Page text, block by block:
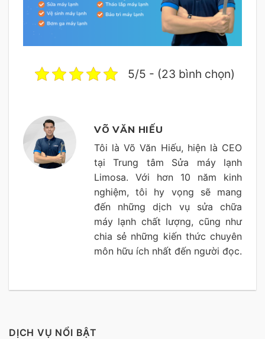
5/5 - (23 bình chọn)
VÕ VĂN HIẾU
Tôi là Võ Văn Hiếu, hiện là CEO
tại Trung tâm Sửa máy lạnh
Limosa. Với hơn 10 năm kinh
nghiệm, tôi hy vọng sẽ mang
đến những dịch vụ sửa chữa
máy lạnh chất lượng, cũng như
chia sẻ những kiến thức chuyên
môn hữu ích nhất đến người đọc.
DỊCH VỤ NỔI BẬT